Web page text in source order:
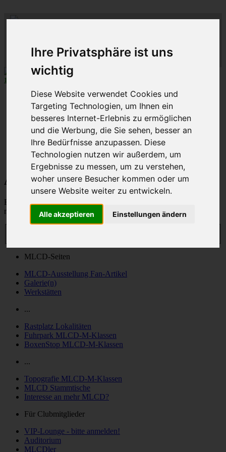
Ihre Privatsphäre ist uns
wichtig
Diese Website verwendet Cookies und
Targeting Technologien, um Ihnen ein
besseres Internet-Erlebnis zu ermöglichen
und die Werbung, die Sie sehen, besser an
Ihre Bedürfnisse anzupassen. Diese
Technologien nutzen wir außerdem, um
Ergebnisse zu messen, um zu verstehen,
woher unsere Besucher kommen oder um
unsere Website weiter zu entwickeln.
Alle akzeptieren Einstellungen ändern
D
eutschland
Der Mercedes M-Klasse Club!
MLCD
Regionalbereich
10 aus 27 -M-Klassen in
Schnellzugriff
Ungelesene
MLCD-Ausstellung
Forennutzer
FAQ
MLCD-Seiten MLCD-Foren-Übersicht
Alle Cookies des Boards löschen
Bist du dir sicher, dass du alle Cookies des Boards löschen
möchtest?
MLCD-Seiten
MLCD-Ausstellung Fan-Artikel
Galerie(n)
Werkstätten
...
Rastplatz Lokalitäten
Fuhrpark MLCD-M-Klassen
BoxenStop MLCD-M-Klassen
...
Topografie MLCD-M-Klassen
MLCD Stammtische
Interesse an mehr MLCD?
Für Clubmitglieder
VIP-Lounge - bitte anmelden!
Auditorium
MLCDler